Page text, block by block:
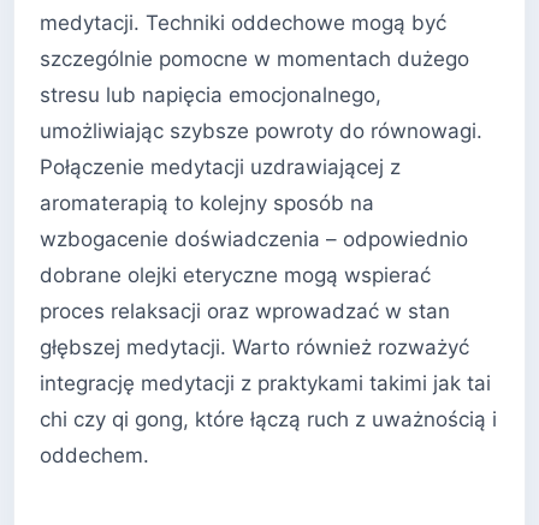
medytacji. Techniki oddechowe mogą być
szczególnie pomocne w momentach dużego
stresu lub napięcia emocjonalnego,
umożliwiając szybsze powroty do równowagi.
Połączenie medytacji uzdrawiającej z
aromaterapią to kolejny sposób na
wzbogacenie doświadczenia – odpowiednio
dobrane olejki eteryczne mogą wspierać
proces relaksacji oraz wprowadzać w stan
głębszej medytacji. Warto również rozważyć
integrację medytacji z praktykami takimi jak tai
chi czy qi gong, które łączą ruch z uważnością i
oddechem.